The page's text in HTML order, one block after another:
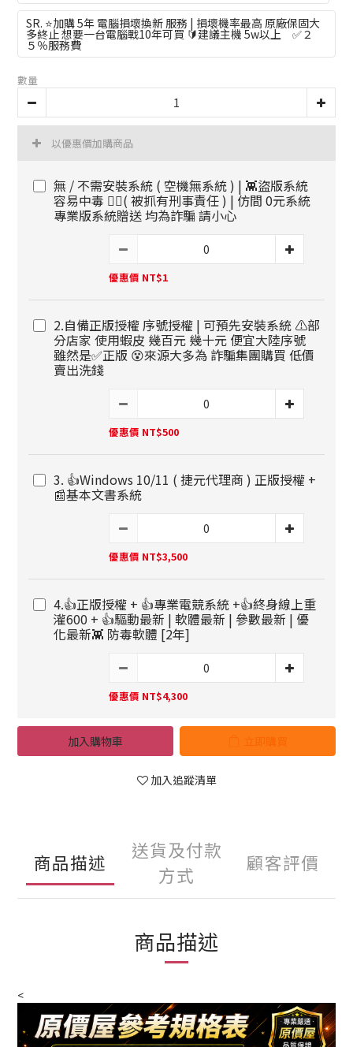
SR. ⭐加購 5年 電腦損壞換新 服務 | 損壞機率最高 原廠保固大
多終止 想要一台電腦戰10年可買 🔰建議主機 5w以上 ✅２
５％服務費
數量
以優惠價加購商品
無 / 不需安裝系統 ( 空機無系統 ) | 👾盜版系統
容易中毒 🧑‍✈️( 被抓有刑事責任 ) | 仿間 0元系統
專業版系統贈送 均為詐騙 請小心
優惠價 NT$1
2.自備正版授權 序號授權 | 可預先安裝系統 ⚠️部
分店家 使用蝦皮 幾百元 幾十元 便宜大陸序號
雖然是✅正版 😵來源大多為 詐騙集團購買 低價
賣出洗錢
優惠價 NT$500
3. 👍Windows 10/11 ( 捷元代理商 ) 正版授權 +
📰基本文書系統
優惠價 NT$3,500
4.👍正版授權 + 👍專業電競系統 +👍終身線上重
灌600 + 👍驅動最新 | 軟體最新 | 參數最新 | 優
化最新👾 防毒軟體 [2年]
優惠價 NT$4,300
加入購物車
加入追蹤清單
商品描述
送貨及付款
方式
顧客評價
商品描述
<